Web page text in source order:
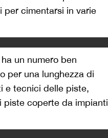
per cimentarsi in varie
un numero ben
per una lunghezza di
e tecnici delle piste,
piste coperte da impianti